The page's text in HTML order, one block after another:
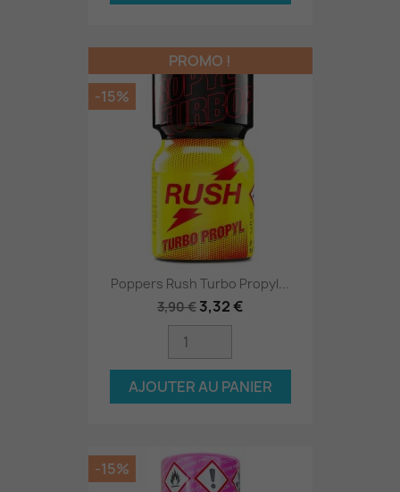
Poppers Rush Turbo Propyl...
3,90 € 3,32 €
AJOUTER AU PANIER
PROMO !
-15%
-15%